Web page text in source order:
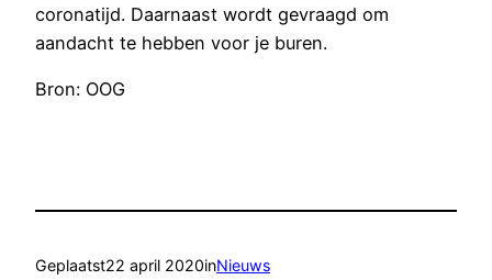
coronatijd. Daarnaast wordt gevraagd om
aandacht te hebben voor je buren.
Bron: OOG
Geplaatst22 april 2020inNieuws